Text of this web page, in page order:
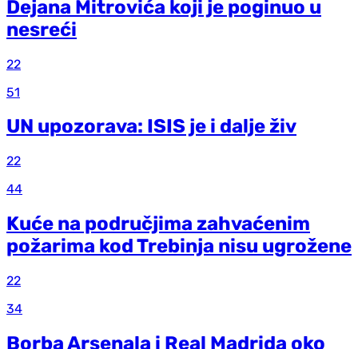
Dejana Mitrovića koji je poginuo u
nesreći
22
51
UN upozorava: ISIS je i dalje živ
22
44
Kuće na područjima zahvaćenim
požarima kod Trebinja nisu ugrožene
22
34
Borba Arsenala i Real Madrida oko